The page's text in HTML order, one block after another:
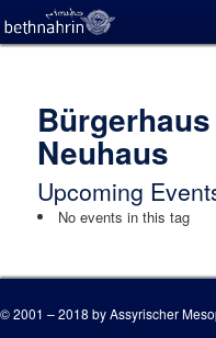
Neuhaus
Upcoming
No events in this tag
© 2001 – 2018 by Assyrischer